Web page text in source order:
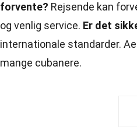
forvente? Rejsende kan
og venlig service. Er det
internationale standarder.
mange cubanere.